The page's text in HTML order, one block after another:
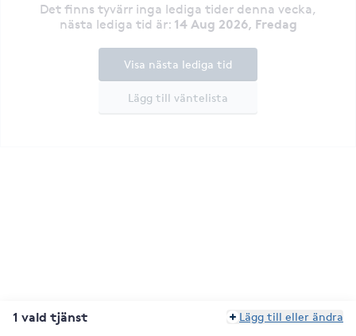
Det finns tyvärr inga lediga tider denna vecka,
nästa lediga tid är: 14 Aug 2026, Fredag
Lägg till väntelista
Visa nästa lediga tid
1 vald tjänst Lägg till eller ändra